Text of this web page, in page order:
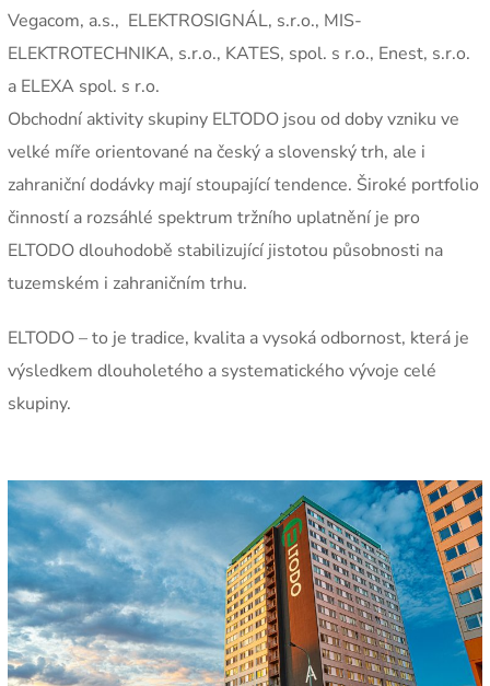
Vegacom, a.s., ELEKTROSIGNÁL, s.r.o., MIS-
ELEKTROTECHNIKA, s.r.o., KATES, spol. s r.o., Enest, s.r.o.
a ELEXA spol. s r.o.
Obchodní aktivity skupiny ELTODO jsou od doby vzniku ve
velké míře orientované na český a slovenský trh, ale i
zahraniční dodávky mají stoupající tendence. Široké portfolio
činností a rozsáhlé spektrum tržního uplatnění je pro
ELTODO dlouhodobě stabilizující jistotou působnosti na
tuzemském i zahraničním trhu.
ELTODO – to je tradice, kvalita a vysoká odbornost, která je
výsledkem dlouholetého a systematického vývoje celé
skupiny.